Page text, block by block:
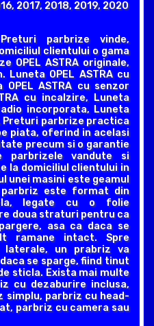
2017, 2018, 2019, 2020
parbrize vinde,
clientului o gama
OPEL ASTRA originale,
Luneta OPEL ASTRA cu
ASTRA cu senzor
cu incalzire, Luneta
incorporata, Luneta
Preturi parbrize practica
piata, oferind in acelasi
precum si o garantie
vandute si
la domiciliul clientului in
unei masini este geamul
este format din
legate cu o folie
doua straturi pentru ca
asa ca daca se
ramane intact. Spre
laterale, un prabriz va
se sparge, fiind tinut
sticla. Exista mai multe
cu dezaburire inclusa,
simplu, parbriz cu head-
parbriz cu camera sau